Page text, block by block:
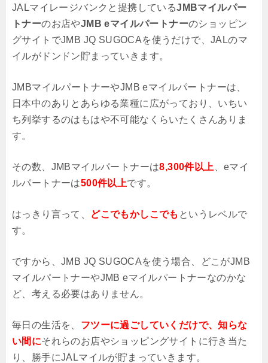
JALマイレージバンクと提携しているJMBマイルパー
トナーのお店やJMB eマイルパートナーのショッピン
グサイトでJMB JQ SUGOCAを使うだけで、JALのマ
イルがドンドン貯まっていきます。
JMBマイルパートナーやJMB eマイルパートナーは、
日本中のありとあらゆる業種に広がっており、いちい
ち列挙するのはもはや不可能なくらいたくさんありま
す。
その数、JMBマイルパートナーは8,300件以上 、eマイ
ルパートナーは500件以上です。
はっきり言って、 どこでもかしこでも というレベルで
す。
ですから、JMB JQ SUGOCAを使う場合、どこがJMB
マイルパートナーやJMB eマイルパートナーなのかな
ど、考える必要はありません。
毎日の生活を、 フツーに過ごしていくだけで、知らな
い間にそれらのお店やショッピングサイトに行き当た
り、勝手にJALマイルが貯まっていきます。